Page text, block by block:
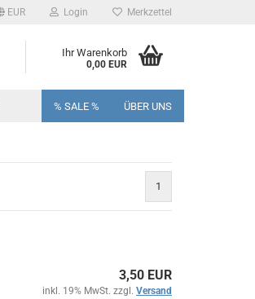
EUR Login Merkzettel
Ihr Warenkorb
0,00 EUR
% SALE % ÜBER UNS
1
3,50 EUR
inkl. 19% MwSt. zzgl. Versand